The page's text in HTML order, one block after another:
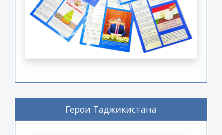
Герои Таджикистана